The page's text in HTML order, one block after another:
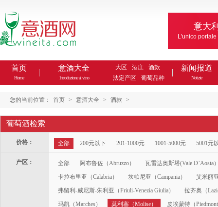
意大
L'unico
首页
Home
意酒大全
Introduzione al vino
大区 酒庄
酒款
法定产区
葡萄品种
新闻报道
Notizie
您的当前位置： 首页 > 意酒大全 > 酒款 >
葡萄酒检索
价格： 全部 200元以下 201-1000元 1001-5000元 5001元
产区： 全部 阿布鲁佐（Abruzzo）
瓦雷达奥斯塔(Vale D’Aosta
卡拉布里亚（Calabria）
坎帕尼亚（Campania）
艾米丽
弗留利-威尼斯-朱利亚（Friuli-Venezia Giulia）
拉齐奥（
玛凯（Marches）
莫利塞（Molise）
皮埃蒙特（